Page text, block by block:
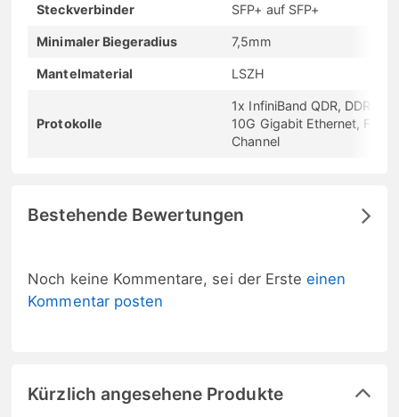
Steckverbinder SFP+ auf SFP+
Minimaler Biegeradius 7,5mm
Mantelmaterial LSZH
Protokolle
1x InfiniBand QDR, DDR,
10G Gigabit Ethernet, Fibre
Channel
Bestehende Bewertungen
Noch keine Kommentare, sei der Ersteeinen
Kommentar posten
Kürzlich angesehene Produkte